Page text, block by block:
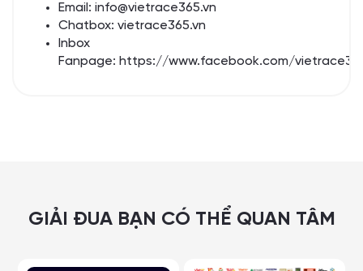
Email: info@vietrace365.vn
Chatbox: vietrace365.vn
Inbox
Fanpage: https://www.facebook.com/
GIẢI ĐUA BẠN CÓ THỂ QUAN TÂM